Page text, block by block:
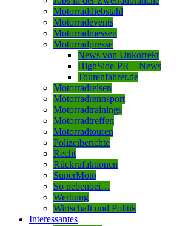
Motorraddiebstahl
Motorradevents
Motorradmessen
Motorradpresse
News von Unkorrekt
HighSide-PR – News
Tourenfahrer.de
Motorradreisen
Motorradrennsport
Motorradtrainings
Motorradtreffen
Motorradtouren
Polizeiberichte
Recht
Rückrufaktionen
SuperMoto
So nebenbei…
Werbung
Wirtschaft und Politik
Interessantes